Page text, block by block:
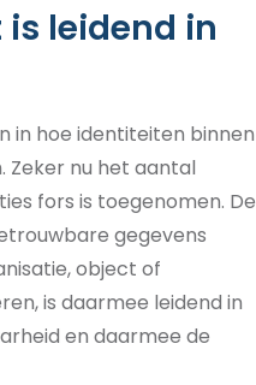
leidend in
in hoe identiteiten binnen
Zeker nu het aantal
fors is toegenomen. De
gegevens
object of
is daarmee leidend in
en daarmee de